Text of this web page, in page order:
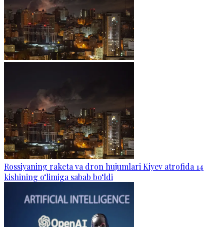
Rossiyaning raketa va dron hujumlari Kiyev atrofida 14
kishining o‘limiga sabab bo‘ldi